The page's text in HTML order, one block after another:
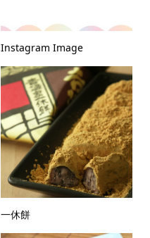
Instagram Image
一休餅